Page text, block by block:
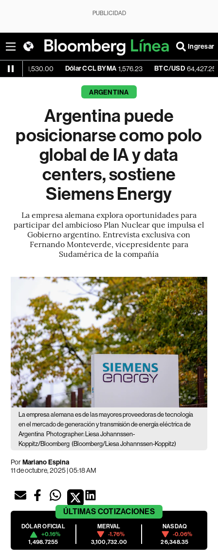
PUBLICIDAD
Ingresar
Dólar CCL BYMA 1,576.23 BTC/USD 64,427.25 +0.05%
ARGENTINA
Argentina puede
posicionarse como polo
global de IA y data
centers, sostiene
Siemens Energy
La empresa alemana explora oportunidades para
participar del ambicioso Plan Nuclear que impulsa el
Gobierno argentino. Entrevista exclusiva con
Fernando Monteverde, vicepresidente para
Sudamérica de la compañía
La empresa alemana es de las mayores proveedoras de tecnología
en el mercado de generación y transmisión de energía eléctrica de
Argentina Photographer: Liesa Johannssen-
Koppitz/Bloomberg (Bloomberg/Liesa Johannssen-Koppitz)
PorMariano Espina
11 de octubre, 2025 | 05:18 AM
ÚLTIMAS COTIZACIONES
DÓLAR OFICIAL
+0.16%
1,498.7255
MERVAL
-1.76%
3,100,732.00
NASDAQ
-0.06%
26,348.35